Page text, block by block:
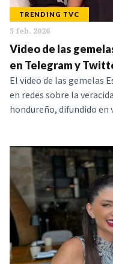
TRENDING TVC
5 feb. 2026
Video de las
en Telegram y
El video de las gemelas
en redes sobre la
hondureño, difundido